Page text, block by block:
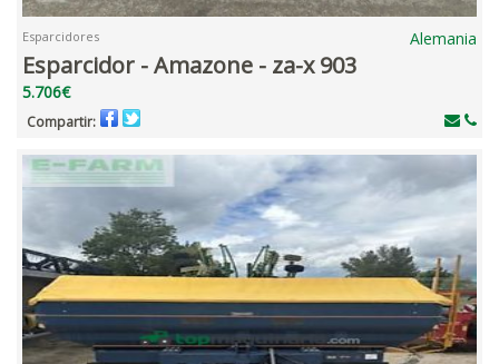
Esparcidores Alemania
Esparcidor - Amazone - za-x 903
5.706€
Compartir: